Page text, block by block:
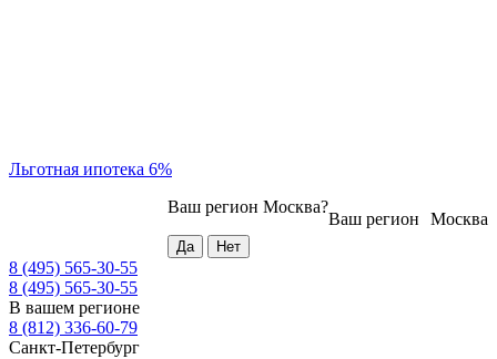
Льготная ипотека 6%
Москва
Ваш регион
Ваш регион Москва?
8 (495) 565-30-55
8 (495) 565-30-55
В вашем регионе
8 (812) 336-60-79
Санкт-Петербург